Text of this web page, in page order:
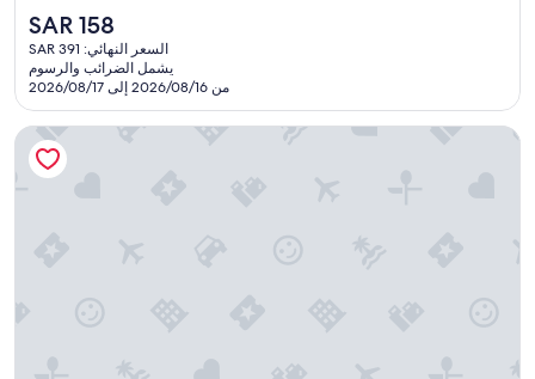
y
السعر
الحالي
هو
SAR
158
SAR 158
السعر النهائي: SAR 391
يشمل الضرائب والرسوم
من 2026/08/16 إلى 2026/08/17
باريس لاس فيجاس ريزورت آند كازينو